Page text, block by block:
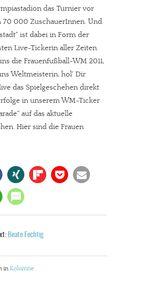
das Turnier vor
70 000 ZuschauerInnen. Und
ist dabei in Form der
Live-Tickerin aller Zeiten.
die Frauenfußball-WM 2011,
Weltmeisterin, hol‘ Dir
das Spielgeschehen direkt
in unserem WM-Ticker
auf das aktuelle
Hier sind die Frauen
Beate Fechtig
in Kolumne